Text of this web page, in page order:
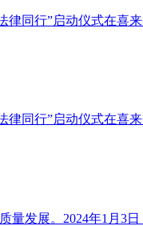
同行”启动仪式在喜来
同行”启动仪式在喜来
发展。2024年1月3